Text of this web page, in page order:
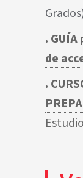
.
de
.